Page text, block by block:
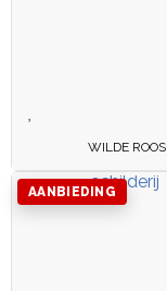
WILDE ROOS
AANBIEDING